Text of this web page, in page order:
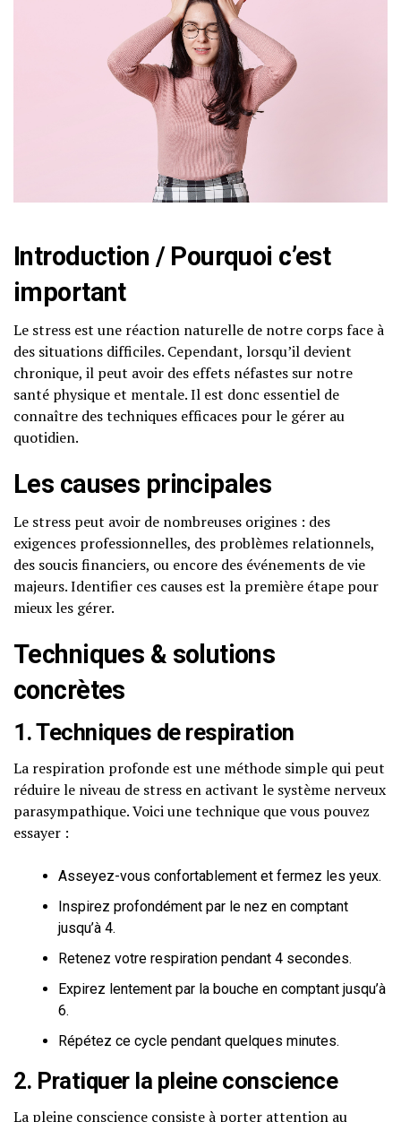
Introduction / Pourquoi c’est
important
Le stress est une réaction naturelle de notre corps face à
des situations difficiles. Cependant, lorsqu’il devient
chronique, il peut avoir des effets néfastes sur notre
santé physique et mentale. Il est donc essentiel de
connaître des techniques efficaces pour le gérer au
quotidien.
Les causes principales
Le stress peut avoir de nombreuses origines : des
exigences professionnelles, des problèmes relationnels,
des soucis financiers, ou encore des événements de vie
majeurs. Identifier ces causes est la première étape pour
mieux les gérer.
Techniques & solutions
concrètes
1. Techniques de respiration
La respiration profonde est une méthode simple qui peut
réduire le niveau de stress en activant le système nerveux
parasympathique. Voici une technique que vous pouvez
essayer :
Asseyez-vous confortablement et fermez les yeux.
Inspirez profondément par le nez en comptant
jusqu’à 4.
Retenez votre respiration pendant 4 secondes.
Expirez lentement par la bouche en comptant jusqu’à
6.
Répétez ce cycle pendant quelques minutes.
2. Pratiquer la pleine conscience
La pleine conscience consiste à porter attention au